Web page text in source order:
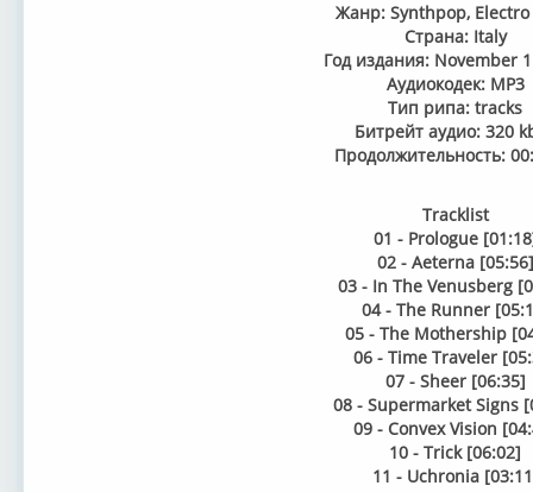
Жанр: Synthpop, Electro
Страна: Italy
Год издания: November
Аудиокодек: MP3
Тип рипа: tracks
Битрейт аудио: 320
Продолжительность:
Tracklist
01 - Prologue
02 - Aeterna [05:56]
03 - In The Venusberg
04 - The Runner
05 - The Mothership
06 - Time Traveler
07 - Sheer [06:35]
08 - Supermarket Signs
09 - Convex Vision
10 - Trick [06:02]
11 - Uchronia